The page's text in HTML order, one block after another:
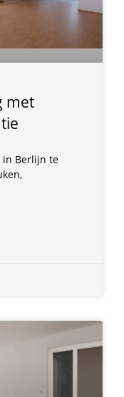
met
in Berlijn te